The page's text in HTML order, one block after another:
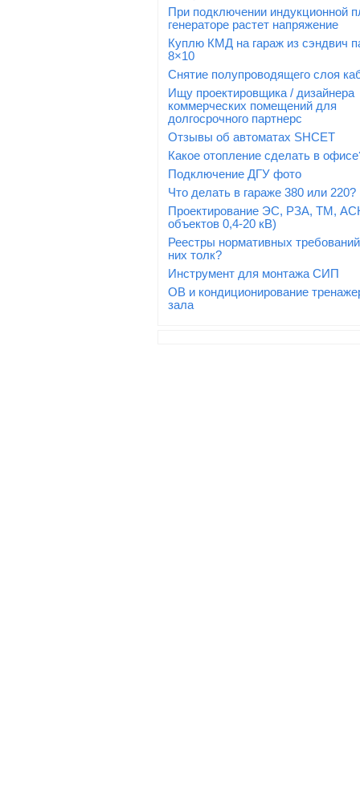
При подключении индукционной
генераторе растет напряжение
Куплю КМД на гараж из сэндвич
8×10
Снятие полупроводящего слоя
Ищу проектировщика / дизайнера
коммерческих помещений для
долгосрочного партнерс
Отзывы об автоматах SHCET
Какое отопление сделать в
Подключение ДГУ фото
Что делать в гараже 380 или 220?
Проектирование ЭС, РЗА, ТМ,
объектов 0,4-20 кВ)
Реестры нормативных
них толк?
Инструмент для монтажа СИП
ОВ и кондиционирование
зала